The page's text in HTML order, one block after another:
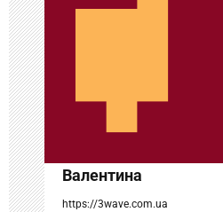
а
п
и
с
я
м
Валентина
https://3wave.com.ua